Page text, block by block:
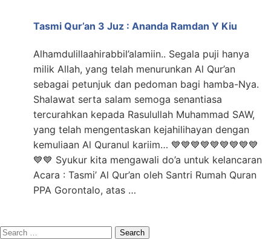
Tasmi Qur’an 3 Juz : Ananda Ramdan Y Kiu
Alhamdulillaahirabbil’alamiin.. Segala puji hanya
milik Allah, yang telah menurunkan Al Qur’an
sebagai petunjuk dan pedoman bagi hamba-Nya.
Shalawat serta salam semoga senantiasa
tercurahkan kepada Rasulullah Muhammad SAW,
yang telah mengentaskan kejahilihayan dengan
kemuliaan Al Quranul kariim… 💙💙💙💙💙💙💙💙💙
💙💙 Syukur kita mengawali do’a untuk kelancaran
Acara : Tasmi’ Al Qur’an oleh Santri Rumah Quran
PPA Gorontalo, atas …
Search